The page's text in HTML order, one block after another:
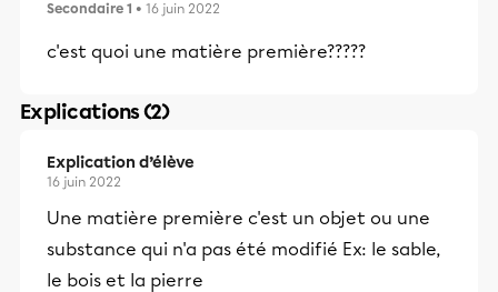
Secondaire 1 • 16 juin 2022
c'est quoi une matière première?????
Explications (2)
Explication d’élève
16 juin 2022
Une matière première c'est un objet ou une
substance qui n'a pas été modifié Ex: le sable,
le bois et la pierre